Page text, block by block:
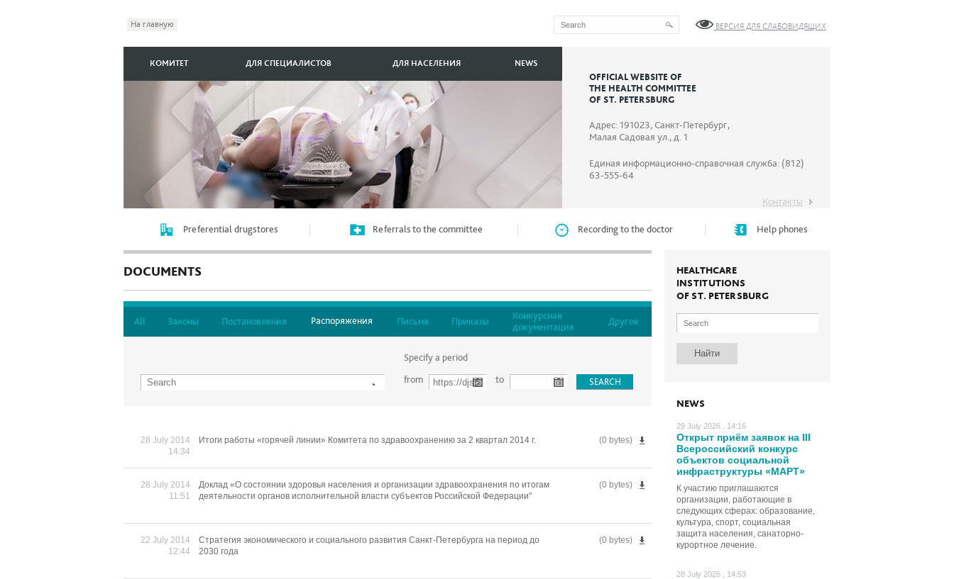
На главную ВЕРСИЯ ДЛЯ СЛАБОВИДЯЩИХ
OFFICIAL WEBSITE OF
THE HEALTH COMMITTEE
OF ST. PETERSBURG
Адрес: 191023, Санкт-Петербург,
Малая Садовая ул., д. 1
Единая информационно-справочная служба: (812)
63-555-64
Контакты
КОМИТЕТ ДЛЯ СПЕЦИАЛИСТОВ ДЛЯ НАСЕЛЕНИЯ NEWS
Preferential drugstores Referrals to the committee Recording to the doctor Help phones
HEALTHCARE
INSTITUTIONS
OF ST. PETERSBURG
NEWS
29 July 2026 , 14:16
Открыт приём заявок на III
Всероссийский конкурс
объектов социальной
инфраструктуры «МАРТ»
К участию приглашаются
организации, работающие в
следующих сферах: образование,
культура, спорт, социальная
защита населения, санаторно-
курортное лечение.
28 July 2026 , 14:53
DOCUMENTS
All Законы Постановления Распоряжения Письма Приказы
Конкурсная
документация
Другое
Specify a period
from
to
28 July 2014
14:34
(0 bytes)
Итоги работы «горячей линии» Комитета по здравоохранению за 2 квартал 2014 г.
28 July 2014
11:51
(0 bytes)
Доклад «О состоянии здоровья населения и организации здравоохранения по итогам
деятельности органов исполнительной власти субъектов Российской Федерации"
22 July 2014
12:44
(0 bytes)
Cтратегия экономического и социального развития Санкт-Петербурга на период до
2030 года